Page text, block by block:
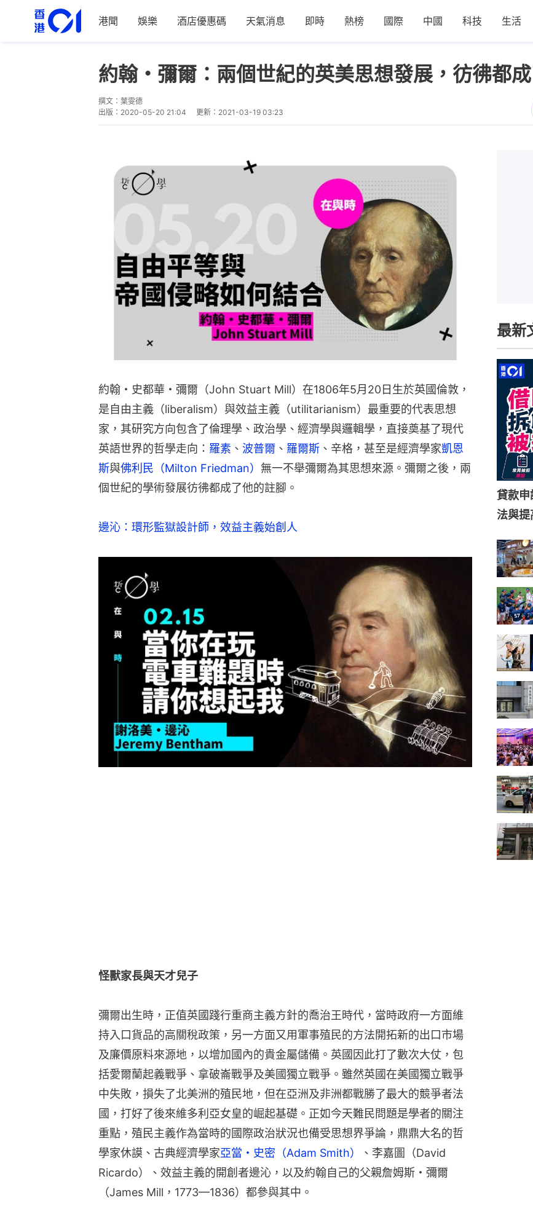
港聞 娛樂 酒店優惠碼 天氣消息 即時 熱榜 國際 中國 科技 生活
約翰・彌爾：兩個世紀的英美思想發展，彷彿都
撰文： 葉雯德
出版： 2020-05-20 21:04 更新： 2021-03-19 03:23
約翰・史都華・彌爾（John Stuart Mill）在1806年5月20日生於英國倫敦，
是自由主義（liberalism）與效益主義（utilitarianism）最重要的代表思想
家，其研究方向包含了倫理學、政治學、經濟學與邏輯學，直接奠基了現代
英語世界的哲學走向： 羅素 、 波普爾 、 羅爾斯 、辛格，甚至是經濟學家凱恩
斯與佛利民（Milton Friedman） 無一不舉彌爾為其思想來源。彌爾之後，兩
個世紀的學術發展彷彿都成了他的註腳。
邊沁：環形監獄設計師，效益主義始創人
怪獸家長與天才兒子
彌爾出生時，正值英國踐行重商主義方針的喬治王時代，當時政府一方面維
持入口貨品的高關稅政策，另一方面又用軍事殖民的方法開拓新的出口市場
及廉價原料來源地，以增加國內的貴金屬儲備。英國因此打了數次大仗，包
括愛爾蘭起義戰爭、拿破崙戰爭及美國獨立戰爭。雖然英國在美國獨立戰爭
中失敗，損失了北美洲的殖民地，但在亞洲及非洲都戰勝了最大的競爭者法
國，打好了後來維多利亞女皇的崛起基礎。正如今天難民問題是學者的關注
重點，殖民主義作為當時的國際政治狀況也備受思想界爭論，鼎鼎大名的哲
學家休謨、古典經濟學家亞當・史密（Adam Smith）
、李嘉圖（David
Ricardo）、效益主義的開創者邊沁，以及約翰自己的父親詹姆斯・彌爾
（James Mill，1773—1836）都參與其中。
最新
貸款申
法與提